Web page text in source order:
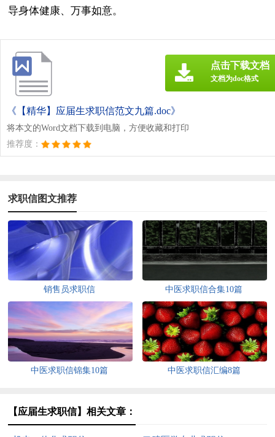
导身体健康、万事如意。
《【精华】应届生求职信范文九篇.doc》
将本文的Word文档下载到电脑，方便收藏和打印
推荐度：
点击下载文档
文档为doc格式
求职信图文推荐
销售员求职信 中医求职信合集10篇
中医求职信锦集10篇 中医求职信汇编8篇
【应届生求职信】相关文章：